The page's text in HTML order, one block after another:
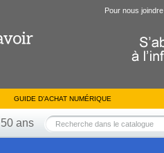
Pour nous joindre
GUIDE D’ACHAT NUMÉRIQUE
50 ans